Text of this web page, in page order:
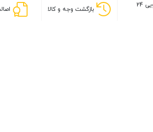
پاسخگویی 24
بازگشت وجه و کالا